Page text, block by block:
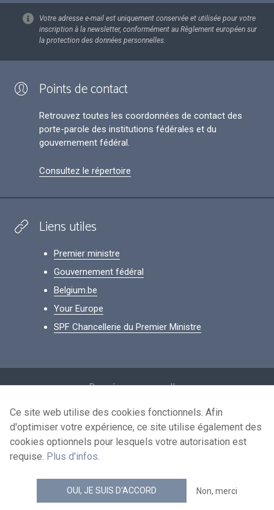
Votre adresse e-mail est uniquement conservée et utilisée pour votre
inscription à la newsletter, conformément au Règlement européen sur
la protection des données personnelles.
Points de contact
Retrouvez toutes les coordonnées de contact des
porte-parole des institutions fédérales et du
gouvernement fédéral.
Consultez le répertoire
Liens utiles
Premier ministre
Gouvernement fédéral
Belgium.be
Your Europe
SPF Chancellerie du Premier Ministre
Données personnelles
Conditions de réutilisation
Contactez-nous
news.belgium flux RSS
© 2026 - news.belgium.be
Ce site web utilise des cookies fonctionnels. Afin
d'optimiser votre expérience, ce site utilise également des
cookies optionnels pour lesquels votre autorisation est
requise. Plus d'infos.
OUI, JE SUIS D'ACCORD Non, merci